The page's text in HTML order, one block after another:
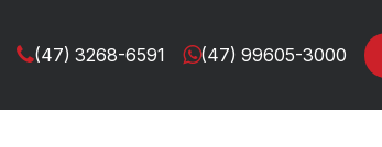
(47) 3268-6591 (47) 99605-3000